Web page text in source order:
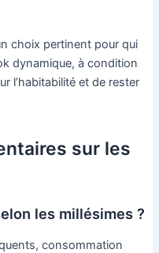
choix pertinent pour qui
dynamique, à condition
l’habitabilité et de rester
sur les
les millésimes ?
consommation